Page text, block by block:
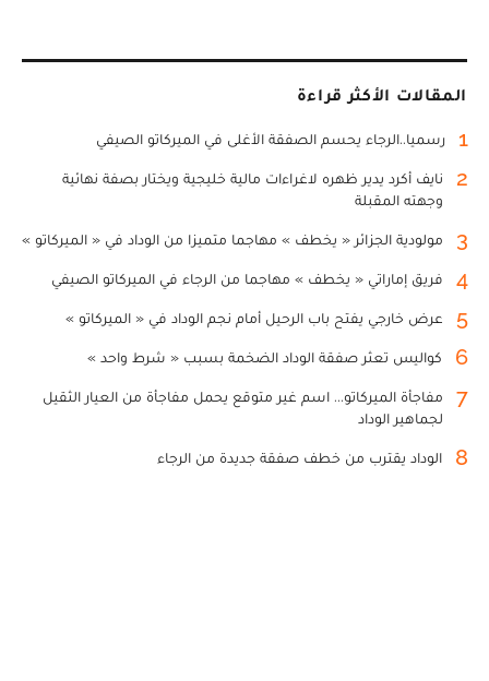
المقالات الأكثر قراءة
1 رسميا..الرجاء يحسم الصفقة الأغلى في الميركاتو الصيفي
2
نايف أكرد يدير ظهره لاغراءات مالية خليجية ويختار بصفة نهائية
وجهته المقبلة
3 مولودية الجزائر « يخطف » مهاجما متميزا من الوداد في « الميركاتو »
4 فريق إماراتي « يخطف » مهاجما من الرجاء في الميركاتو الصيفي
5 عرض خارجي يفتح باب الرحيل أمام نجم الوداد في « الميركاتو »
6 كواليس تعثر صفقة الوداد الضخمة بسبب « شرط واحد »
7
مفاجأة الميركاتو... اسم غير متوقع يحمل مفاجأة من العيار الثقيل
لجماهير الوداد
8 الوداد يقترب من خطف صفقة جديدة من الرجاء